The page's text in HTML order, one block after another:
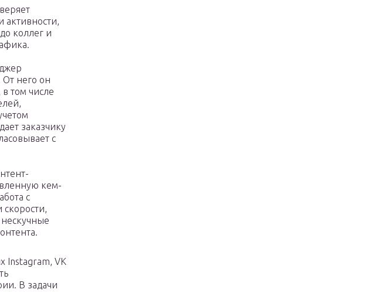
активности,
коллег и
От него он
том числе
заказчику
с
кем-
с
скорости,
Instagram, VK
В задачи